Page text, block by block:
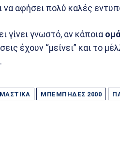
να αφήσει πολύ καλές
γίνει γνωστό, αν κάποια
έχουν “μείνει” και το
ΜΠΈΜΠΗΔΕΣ 2000